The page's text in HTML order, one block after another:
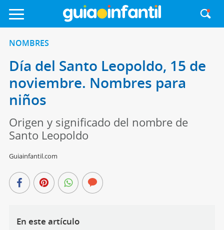
NOMBRES
Día del Santo Leopoldo, 15 de
noviembre. Nombres para
niños
Origen y significado del nombre de
Santo Leopoldo
Guiainfantil.com
En este artículo